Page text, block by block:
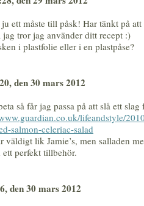
ett måste till påsk! Har tänkt på att
jag tror jag använder ditt recept :)
i plastfolie eller i en plastpåse?
den 30 mars 2012
så får jag passa på att slå ett
lifeandstyle/
salmon-celeriac-salad
väldigt lik Jamie’s, men salladen
perfekt tillbehör.
den 30 mars 2012